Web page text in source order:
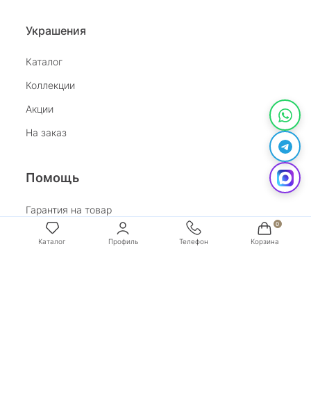
Украшения
Каталог
Коллекции
Акции
На заказ
Помощь
Гарантия на товар
Возврат